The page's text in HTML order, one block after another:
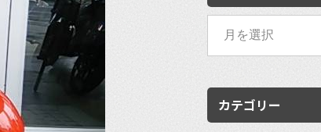
カテゴリー